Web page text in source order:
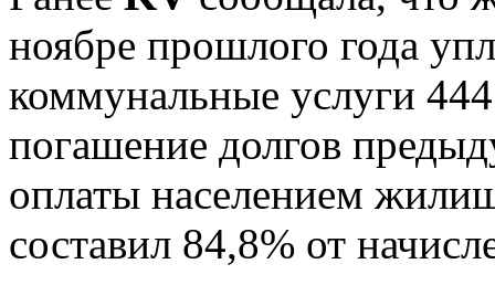
ноябре прошлого года
коммунальные услуги
погашение долгов
оплаты населением
составил 84,8% от